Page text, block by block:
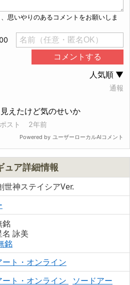
ュア詳細情報
世神ステイシアVer.
銘
詠美
銘
ート・オンライン
ート・オンライン
ソードアー